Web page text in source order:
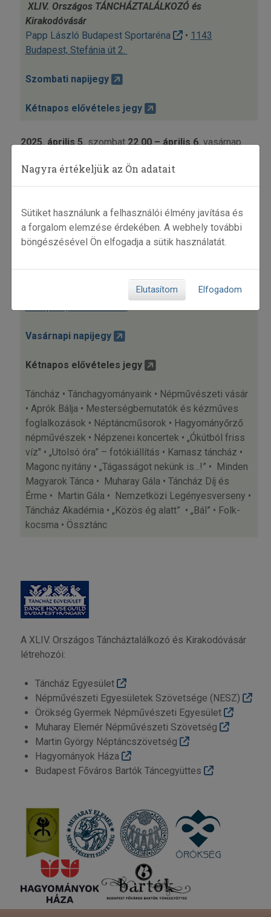
XLIV. Országos TÁNCHÁZTALÁLKOZÓ és
Kirakodóvásár
Papp László Budapest Sportaréna
• 1143
Budapest, Stefánia út 2.
Szombati napijegy
Kétnapos elővételes jegy
2025. április 5.szombat22.00 – április 6.vasárnap
A Táncháztalálkozó Éjszakai Bálja
Hagyományok Háza
•1011 Budapest, Corvin tér 8.
Jegyinformáció
2025. április 6. vasárnap 10.00–21.00
Papp László Budapest Sportaréna
1143
Vasárnapi napijegy
Kétnapos elővételes jegy
Táncház • Tánchagyományaink • Népművészeti vásár
• Aprók Bálja • Mesterségbemutatók és kézműves
foglalkozások • Néptáncműsorok • Hagyományőrző
népművészek • Népzenei koncertek • „Ókútból friss
víz" • „Utolsó óra” – fotókiállítás • Kamasz táncház •
Magonc nyitány • „Tágasságot nekünk is...!” • Minden
Magyarok Tánca • Muharay Gála • Táncház Díj és
Érme • Martin Gála • Nemzetközi Legényesverseny •
Táncház Akadémia • „Közös ég alatt” • „Bál” • Folk-
kocsma • Össztánc
A XLIV. Országos Táncháztalálkozó és Kirakodóvásár
létrehozói:
Táncház Egyesület
Népművészeti Egyesületek Szövetsége (NESZ)
Örökség Gyermek Népművészeti Egyesület
Muharay Elemér Népművészeti Szövetség
Martin György Néptáncszövetség
Hagyományok Háza
Budapest Főváros Bartók Táncegyüttes
Nagyra értékeljük az Ön adatait
Sütiket használunk a felhasználói élmény javítása és
a forgalom elemzése érdekében. A webhely további
böngészésével Ön elfogadja a sütik használatát.
Elutasítom Elfogadom